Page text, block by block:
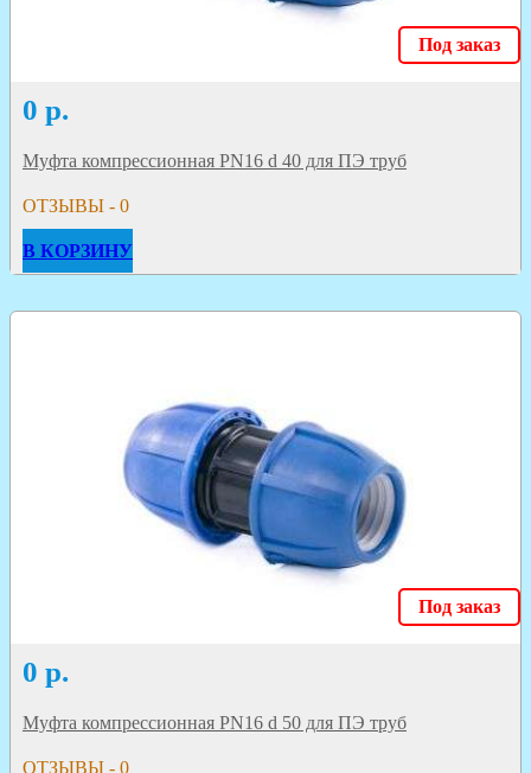
Под заказ
0 р.
Муфта компрессионная PN16 d 40 для ПЭ труб
ОТЗЫВЫ - 0
В КОРЗИНУ
Под заказ
0 р.
Муфта компрессионная PN16 d 50 для ПЭ труб
ОТЗЫВЫ - 0